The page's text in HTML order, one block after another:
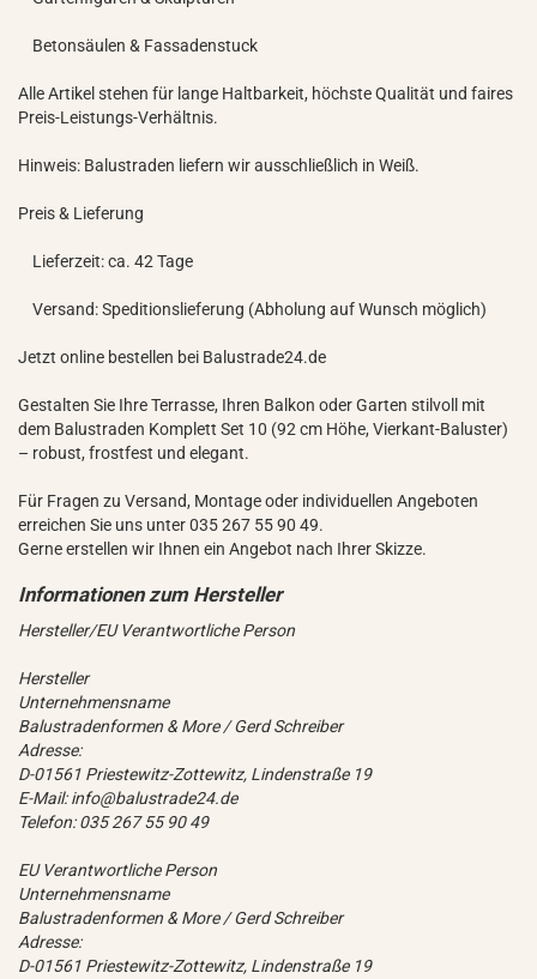
Betonsäulen & Fassadenstuck
Alle Artikel stehen für lange Haltbarkeit, höchste Qualität und faires
Preis-Leistungs-Verhältnis.
Hinweis: Balustraden liefern wir ausschließlich in Weiß.
Preis & Lieferung
Lieferzeit: ca. 42 Tage
Versand: Speditionslieferung (Abholung auf Wunsch möglich)
Jetzt online bestellen bei Balustrade24.de
Gestalten Sie Ihre Terrasse, Ihren Balkon oder Garten stilvoll mit
dem Balustraden Komplett Set 10 (92 cm Höhe, Vierkant-Baluster)
– robust, frostfest und elegant.
Für Fragen zu Versand, Montage oder individuellen Angeboten
erreichen Sie uns unter 035 267 55 90 49.
Gerne erstellen wir Ihnen ein Angebot nach Ihrer Skizze.
Hersteller/EU Verantwortliche Person
Hersteller
Unternehmensname
Balustradenformen & More / Gerd Schreiber
Adresse:
D-01561 Priestewitz-Zottewitz, Lindenstraße 19
E-Mail: info@balustrade24.de
Telefon: 035 267 55 90 49
EU Verantwortliche Person
Unternehmensname
Balustradenformen & More / Gerd Schreiber
Adresse:
D-01561 Priestewitz-Zottewitz, Lindenstraße 19